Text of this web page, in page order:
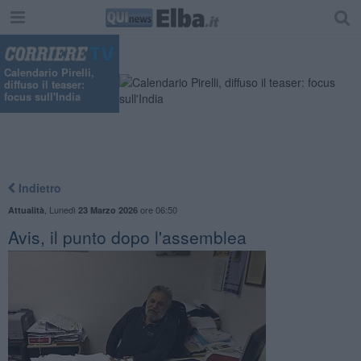
Calendario Pirelli,
diffuso il teaser:
focus sull'India
Indietro
Attualità Lunedì 23 Marzo 2026ore 06:50
Avis, il punto dopo l'assemblea